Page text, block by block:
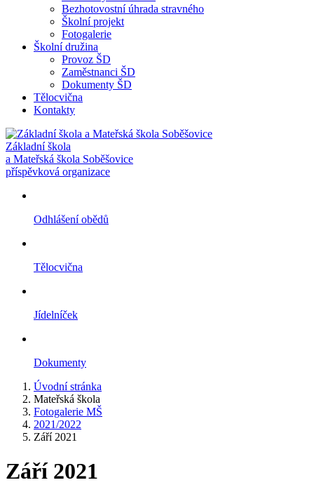
Bezhotovostní úhrada stravného
Školní projekt
Fotogalerie
Školní družina
Provoz ŠD
Zaměstnanci ŠD
Dokumenty ŠD
Tělocvična
Kontakty
Základní škola
a Mateřská škola Soběšovice
příspěvková organizace
Odhlášení obědů
Tělocvična
Jídelníček
Dokumenty
Úvodní stránka
Mateřská škola
Fotogalerie MŠ
2021/2022
Září 2021
Září 2021